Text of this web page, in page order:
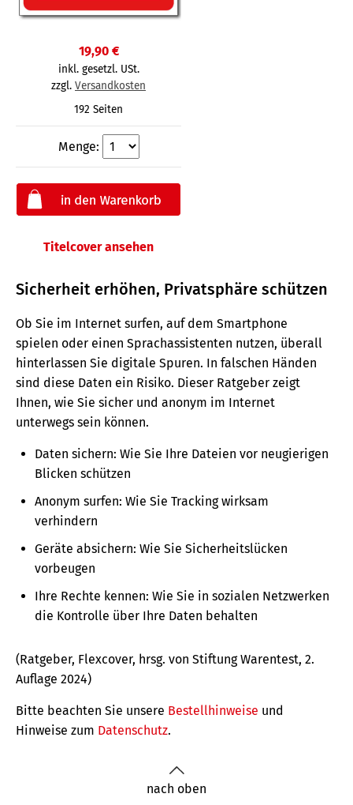
19,90 €
inkl. gesetzl. USt.
zzgl. Versandkosten
192 Seiten
Menge:
Titelcover ansehen
Sicherheit erhöhen, Privatsphäre schützen
Ob Sie im Internet surfen, auf dem Smartphone
spielen oder einen Sprachassistenten nutzen, überall
hinterlassen Sie digitale Spuren. In falschen Händen
sind diese Daten ein Risiko. Dieser Ratgeber zeigt
Ihnen, wie Sie sicher und anonym im Internet
unterwegs sein können.
Daten sichern: Wie Sie Ihre Dateien vor neugierigen
Blicken schützen
Anonym surfen: Wie Sie Tracking wirksam
verhindern
Geräte absichern: Wie Sie Sicherheitslücken
vorbeugen
Ihre Rechte kennen: Wie Sie in sozialen Netzwerken
die Kontrolle über Ihre Daten behalten
(Ratgeber, Flexcover, hrsg. von Stiftung Warentest, 2.
Auflage 2024)
Bitte beachten Sie unsere Bestellhinweise und
Hinweise zum Datenschutz.
nach oben